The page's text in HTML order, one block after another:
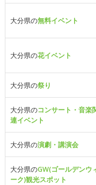
大分県の無料イベント
大分県の花イベント
大分県の祭り
大分県のコンサート・音楽
連イベント
大分県の演劇・講演会
大分県のGW(ゴールデンウ
ーク)観光スポット